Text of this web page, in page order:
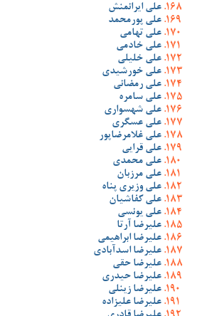
علی ایرانمنش
علی پورمحمد
علی تهامی
علی خادمی
علی خلیلی
علی خورشیدی
علی رمضانی
علی سامره
علی شهسواری
علی عسگری
علی غلامرضاپور
علی قرایی
علی محمدی
علی مرزبان
علی وزیری پناه
علی کفاشیان
علی یونسی
علیرضا آرتا
علیرضا ابراهیمی
علیرضا اسدآبادی
علیرضا حقی
علیرضا حیدری
علیرضا زینلی
علیرضا علیزاده